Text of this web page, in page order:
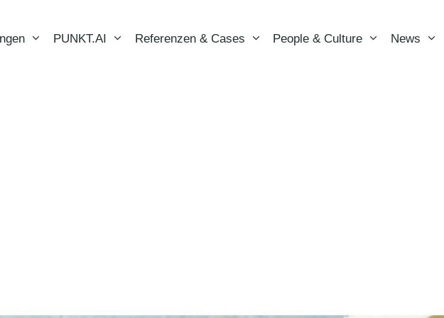
PUNKT.AI Referenzen & Cases People & Culture News